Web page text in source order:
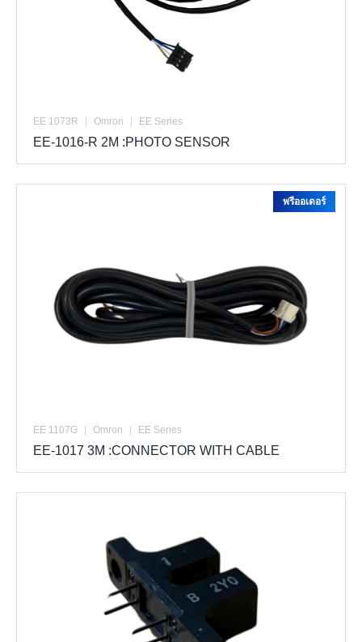
EE 1073R Omron EE Series
EE-1016-R 2M :PHOTO SENSOR
EE 1107G Omron EE Series
EE-1017 3M :CONNECTOR WITH CABLE
พรีออเดอร์